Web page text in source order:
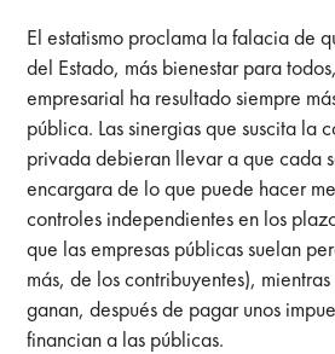
El estatismo proclama la falacia de
del Estado, más bienestar para
empresarial ha resultado siempre
pública. Las sinergias que suscita la
privada debieran llevar a que cada
encargara de lo que puede hacer
controles independientes en los
que las empresas públicas suelan
más, de los contribuyentes),
ganan, después de pagar unos
financian a las públicas.